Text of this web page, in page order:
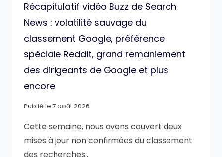
Récapitulatif vidéo Buzz de Search
News : volatilité sauvage du
classement Google, préférence
spéciale Reddit, grand remaniement
des dirigeants de Google et plus
encore
Publié le 7 août 2026
Cette semaine, nous avons couvert deux
mises à jour non confirmées du classement
des recherches…